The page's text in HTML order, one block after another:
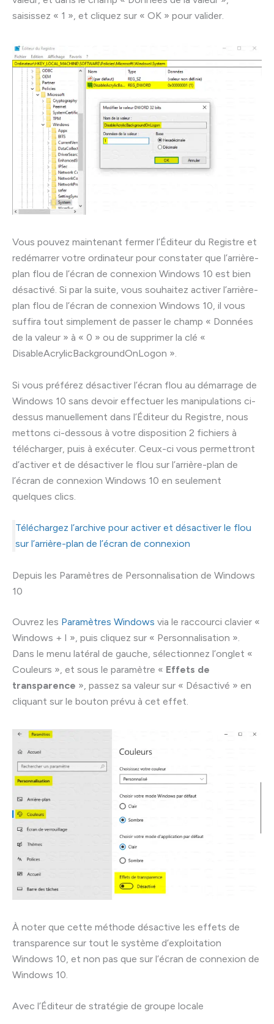
saisissez « 1 », et cliquez sur « OK » pour valider.
Vous pouvez maintenant fermer l’Éditeur du Registre et
redémarrer votre ordinateur pour constater que l’arrière-
plan flou de l’écran de connexion Windows 10 est bien
désactivé. Si par la suite, vous souhaitez activer l’arrière-
plan flou de l’écran de connexion Windows 10, il vous
suffira tout simplement de passer le champ « Données
de la valeur » à « 0 » ou de supprimer la clé «
DisableAcrylicBackgroundOnLogon ».
Si vous préférez désactiver l’écran flou au démarrage de
Windows 10 sans devoir effectuer les manipulations ci-
dessus manuellement dans l’Éditeur du Registre, nous
mettons ci-dessous à votre disposition 2 fichiers à
télécharger, puis à exécuter. Ceux-ci vous permettront
d’activer et de désactiver le flou sur l’arrière-plan de
l’écran de connexion Windows 10 en seulement
quelques clics.
Téléchargez l’archive pour activer et désactiver le flou
sur l’arrière-plan de l’écran de connexion
Depuis les Paramètres de Personnalisation de Windows
10
Ouvrez les Paramètres Windows via le raccourci clavier «
Windows + I », puis cliquez sur « Personnalisation ».
Dans le menu latéral de gauche, sélectionnez l’onglet «
Couleurs », et sous le paramètre « Effets de
transparence », passez sa valeur sur « Désactivé » en
cliquant sur le bouton prévu à cet effet.
À noter que cette méthode désactive les effets de
transparence sur tout le système d’exploitation
Windows 10, et non pas que sur l’écran de connexion de
Windows 10.
Avec l’Éditeur de stratégie de groupe locale